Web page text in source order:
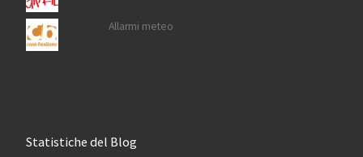
Allarmi meteo
Statistiche del Blog